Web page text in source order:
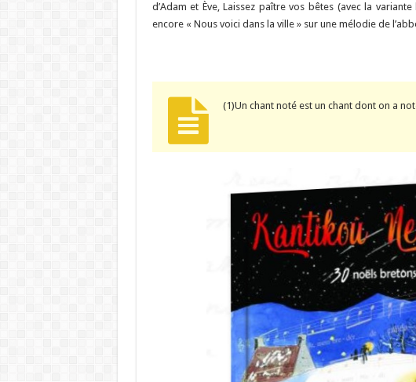
d’Adam et Ève, Laissez paître vos bêtes (avec la
encore « Nous voici dans la ville » sur une mélodie de
(1)Un chant noté est un chant dont on a